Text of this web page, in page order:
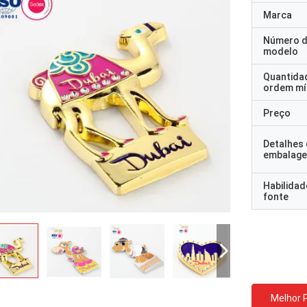
Marca
Número
modelo
ordem
Preço
Detalhes
fonte
Melhor